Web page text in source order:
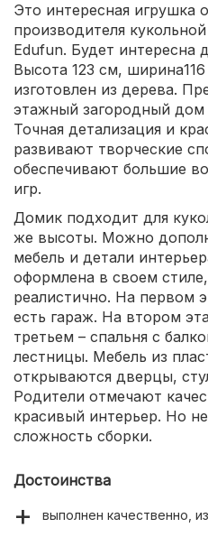
Это интересная игрушка
производителя
Edufun. Будет интересна
Высота 123 см,
изготовлен из дерева.
этажный загородный
Точная детализация и
развивают творческие
обеспечивают большие
игр.
Домик подходит для
же высоты. Можно
мебель и детали
оформлена в своем
реалистично. На первом
есть гараж. На втором
третьем – спальня с
лестницы. Мебель из
открываются дверцы,
Родители отмечают
красивый интерьер. Но
сложность сборки.
Достоинства
выполнен качественно,